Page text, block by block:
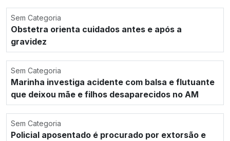
Sem Categoria
Obstetra orienta cuidados antes e após a
gravidez
Sem Categoria
Marinha investiga acidente com balsa e flutuante
que deixou mãe e filhos desaparecidos no AM
Sem Categoria
Policial aposentado é procurado por extorsão e